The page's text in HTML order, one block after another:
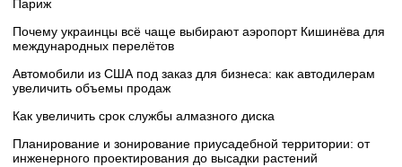
Париж
Почему украинцы всё чаще выбирают аэропорт Кишинёва для
международных перелётов
Автомобили из США под заказ для бизнеса: как автодилерам
увеличить объемы продаж
Как увеличить срок службы алмазного диска
Планирование и зонирование приусадебной территории: от
инженерного проектирования до высадки растений